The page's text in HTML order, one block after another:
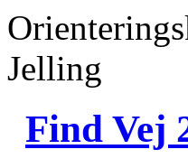
Jelling
Find Vej